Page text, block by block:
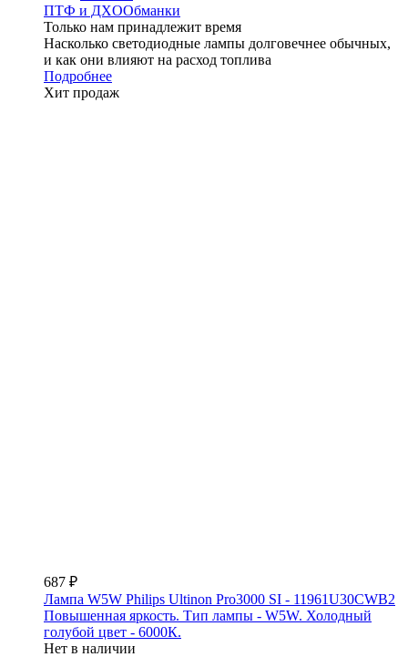
ПТФ и ДXООбманки
Только нам принадлежит время
Насколько светодиодные лампы долговечнее обычных,
и как они влияют на расход топлива
Подробнее
Хит продаж
687 ₽
Лампа W5W Philips Ultinon Pro3000 SI - 11961U30CWB2
Повышенная яркость. Тип лампы - W5W. Холодный
голубой цвет - 6000К.
Нет в наличии